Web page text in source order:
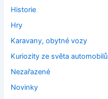
Historie
Hry
Karavany, obytné vozy
Kuriozity ze světa automobilů
Nezařazené
Novinky